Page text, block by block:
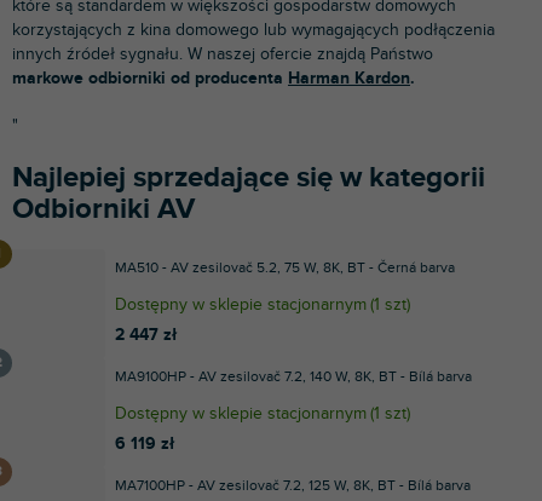
które są standardem w większości gospodarstw domowych
korzystających z kina domowego lub wymagających podłączenia
innych źródeł sygnału. W naszej ofercie znajdą Państwo
markowe odbiorniki od producenta Harman Kardon.
"
Najlepiej sprzedające się w kategorii
Odbiorniki AV
MA510 - AV zesilovač 5.2, 75 W, 8K, BT - Černá barva
Dostępny w sklepie stacjonarnym(1 szt)
2 447 zł
MA9100HP - AV zesilovač 7.2, 140 W, 8K, BT - Bílá barva
Dostępny w sklepie stacjonarnym(1 szt)
6 119 zł
MA7100HP - AV zesilovač 7.2, 125 W, 8K, BT - Bílá barva